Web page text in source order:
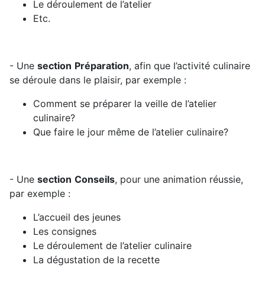
Le déroulement de l’atelier
Etc.
- Une section Préparation, afin que l’activité culinaire
se déroule dans le plaisir, par exemple :
Comment se préparer la veille de l’atelier
culinaire?
Que faire le jour même de l’atelier culinaire?
- Une section Conseils, pour une animation réussie,
par exemple :
L’accueil des jeunes
Les consignes
Le déroulement de l’atelier culinaire
La dégustation de la recette